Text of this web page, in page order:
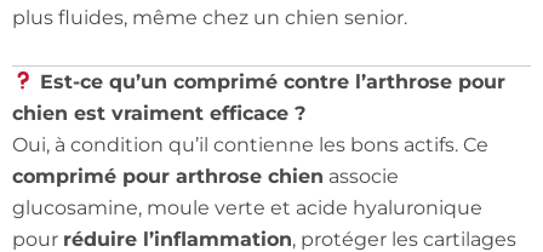
plus fluides, même chez un chien senior.
Est-ce qu’un comprimé contre l’arthrose pour
chien est vraiment efficace ?
Oui, à condition qu’il contienne les bons actifs. Ce
comprimé pour arthrose chien associe
glucosamine, moule verte et acide hyaluronique
pour réduire l’inflammation, protéger les cartilages